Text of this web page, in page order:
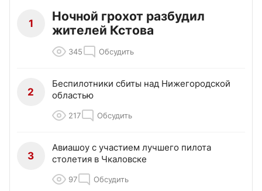
1
Ночной грохот разбудил
жителей Кстова
345 Обсудить
2
Беспилотники сбиты над Нижегородской
областью
217 Обсудить
3
Авиашоу с участием лучшего пилота
столетия в Чкаловске
97 Обсудить